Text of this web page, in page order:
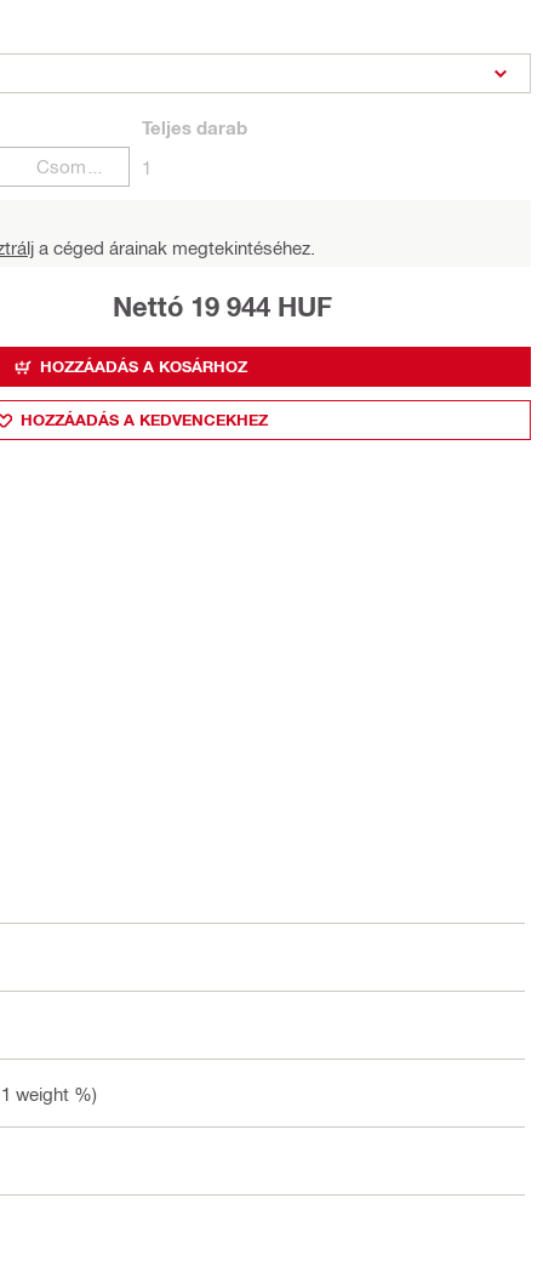
Teljes darab
1
a céged árainak megtekintéséhez.
Nettó 19 944 HUF
HOZZÁADÁS A KOSÁRHOZ
HOZZÁADÁS A KEDVENCEKHEZ
weight %)